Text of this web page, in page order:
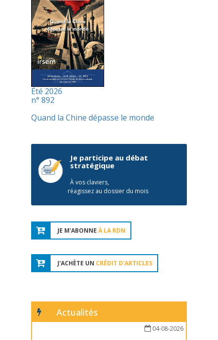
Été 2026
n° 892
Quand la Chine dépasse le monde
Je participe au débat
stratégique
À vos claviers,
réagissez au dossier du mois
JE M'ABONNE À LA RDN
J'ACHÈTE UN CRÉDIT D'ARTICLES
Actualités
04-08-2026